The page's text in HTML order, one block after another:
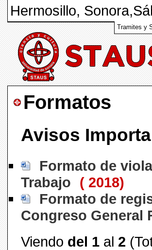
Hermosillo, Sonora,
Tramites y
Formatos
Avisos
Formato de
Trabajo
( 2018)
Formato de
Congreso General
Viendo del 1 al 2